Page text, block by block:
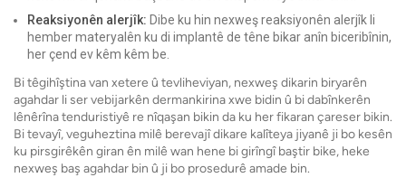
Reaksiyonên alerjîk: Dibe ku hin nexweş reaksiyonên alerjîk li
hember materyalên ku di implantê de têne bikar anîn biceribînin,
her çend ev kêm kêm be.
Bi têgihîştina van xetere û tevliheviyan, nexweş dikarin biryarên
agahdar li ser vebijarkên dermankirina xwe bidin û bi dabînkerên
lênêrîna tenduristiyê re nîqaşan bikin da ku her fikaran çareser bikin.
Bi tevayî, veguheztina milê berevajî dikare kalîteya jiyanê ji bo kesên
ku pirsgirêkên giran ên milê wan hene bi girîngî baştir bike, heke
nexweş baş agahdar bin û ji bo prosedurê amade bin.